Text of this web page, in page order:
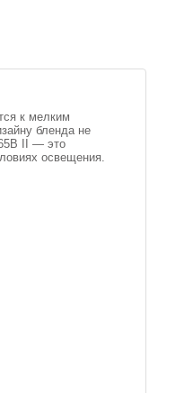
к мелким
бленда не
II — это
освещения.